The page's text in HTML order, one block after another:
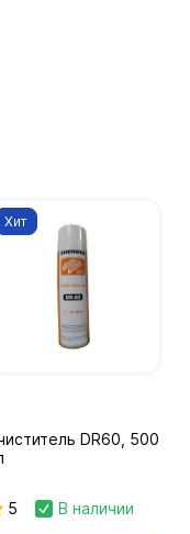
Хит
DR60, 500
5 В наличии